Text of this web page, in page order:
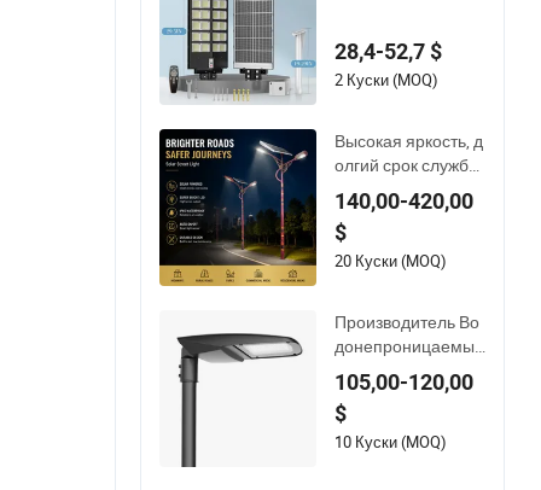
ог и автомагистрал
ей
28,4-52,7 $
2 Куски (MOQ)
Высокая яркость, д
олгий срок службы,
энергоэффективн
ое, экологически ч
истое уличное осв
ещение, светодио
я освещения город
ских магистралей,
шоссе, кампусных
дорог
140,00-420,00
$
20 Куски (MOQ)
Производитель Во
донепроницаемый
IP66 Ik10 ENEC D4I
Zhaga Ntc SPD 10k
v 20kv 80W/100W/
120W/150W/200
105,00-120,00
$
10 Куски (MOQ)